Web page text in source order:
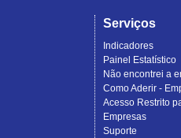
Serviços
Indicadores
Painel Estatístico
Não encontrei a
Como Aderir -
Acesso Restrito
Empresas
Suporte